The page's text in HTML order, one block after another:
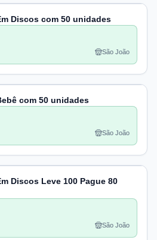
Discos com 50 unidades
São João
com 50 unidades
São João
Discos Leve 100 Pague 80
São João